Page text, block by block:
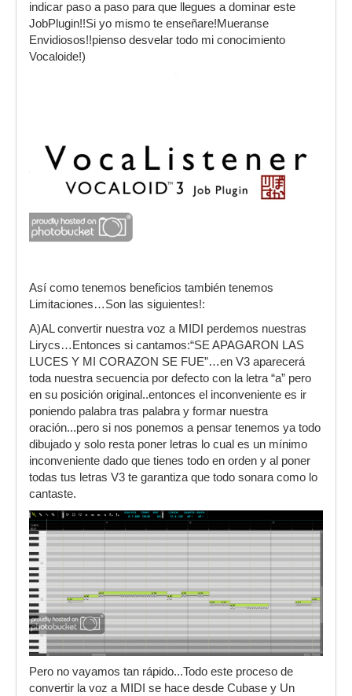
indicar paso a paso para que llegues a dominar este
JobPlugin!!Si yo mismo te enseñare!Mueranse
Envidiosos!!pienso desvelar todo mi conocimiento
Vocaloide!)
Así como tenemos beneficios también tenemos
Limitaciones…Son las siguientes!:
A)AL convertir nuestra voz a MIDI perdemos nuestras
Lirycs…Entonces si cantamos:“SE APAGARON LAS
LUCES Y MI CORAZON SE FUE”…en V3 aparecerá
toda nuestra secuencia por defecto con la letra “a” pero
en su posición original..entonces el inconveniente es ir
poniendo palabra tras palabra y formar nuestra
oración...pero si nos ponemos a pensar tenemos ya todo
dibujado y solo resta poner letras lo cual es un mínimo
inconveniente dado que tienes todo en orden y al poner
todas tus letras V3 te garantiza que todo sonara como lo
cantaste.
Pero no vayamos tan rápido...Todo este proceso de
convertir la voz a MIDI se hace desde Cubase y Un